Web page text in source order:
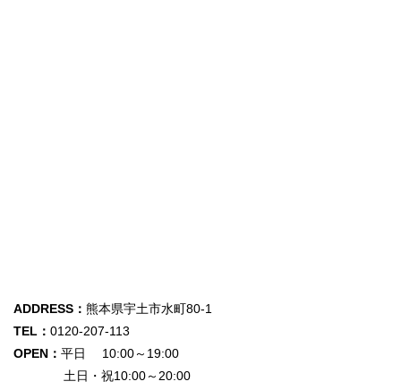
ADDRESS： 熊本県宇土市水町80-1
TEL： 0120-207-113
OPEN： 平日 10:00～19:00
土日・祝10:00～20:00